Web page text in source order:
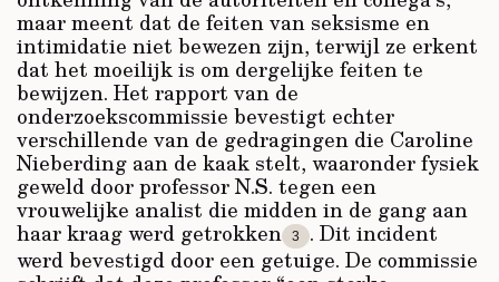
maar meent dat de feiten van seksisme en
intimidatie niet bewezen zijn, terwijl ze erkent
dat het moeilijk is om dergelijke feiten te
bewijzen. Het rapport van de
onderzoekscommissie bevestigt echter
verschillende van de gedragingen die Caroline
Nieberding aan de kaak stelt, waaronder fysiek
geweld door professor N.S. tegen een
vrouwelijke analist die midden in de gang aan
haar kraag werd getrokken
3
. Dit incident
werd bevestigd door een getuige. De commissie